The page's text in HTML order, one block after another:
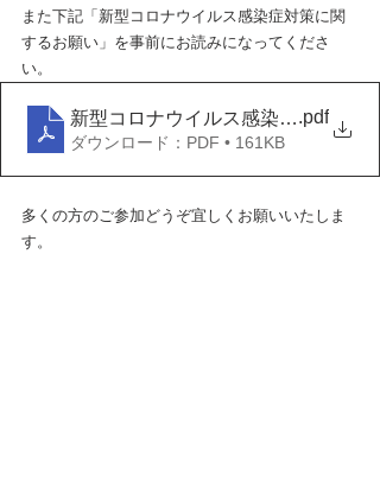
また下記「新型コロナウイルス感染症対策に関
するお願い」を事前にお読みになってくださ
い。
新型コロナウイルス感染症対策に関
.pdf
ダウンロード：PDF • 161KB
多くの方のご参加どうぞ宜しくお願いいたしま
す。